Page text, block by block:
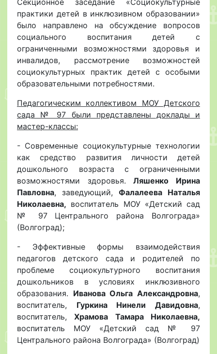
практики детей в инклюзивном образовании»
было направлено на обсуждение вопросов
социального воспитания детей с
ограниченными возможностями здоровья и
инвалидов, рассмотрение возможностей
социокультурных практик детей с особыми
образовательными потребностями.
Педагогическим коллективом МОУ Детского
сада № 97 были представлены доклады и
мастер-классы:
- Современные социокультурные технологии
как средство развития личности детей
дошкольного возраста с ограниченными
возможностями здоровья.Ляшенко Ирина
Павловна, заведующий, Фалалеева Наталья
Николаевна, воспитатель МОУ «Детский сад
№ 97 Центрального района Волгограда»
(Волгоград);
- Эффективные формы взаимодействия
педагогов детского сада и родителей по
проблеме социокультурного воспитания
дошкольников в условиях инклюзивного
образования. Иванова Ольга Александровна,
воспитатель, Гуркина Нинели Давидовна,
воспитатель,Храмова Тамара Николаевна,
воспитатель МОУ «Детский сад № 97
Центрального района Волгограда» (Волгоград)